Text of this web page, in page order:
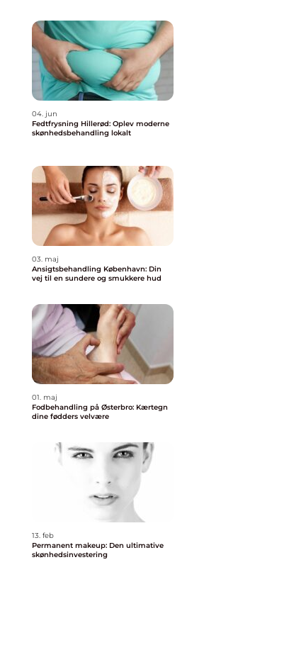
04. jun
Fedtfrysning Hillerød: Oplev moderne
skønhedsbehandling lokalt
03. maj
Ansigtsbehandling København: Din
vej til en sundere og smukkere hud
01. maj
Fodbehandling på Østerbro: Kærtegn
dine fødders velvære
13. feb
Permanent makeup: Den ultimative
skønhedsinvestering